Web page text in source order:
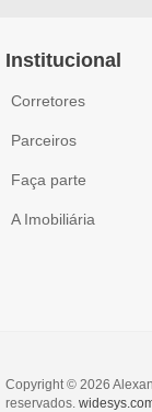
Institucional
Corretores
Parceiros
Faça parte
A Imobiliária
Copyright © 2026
reservados.